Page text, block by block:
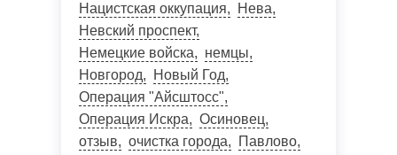
Нацистская оккупация
Нева
Невский проспект
Немецкие войска
немцы
Новгород
Новый Год
Операция "Айсштосс"
Операция Искра
Осиновец
отзыв
очистка города
Павлово